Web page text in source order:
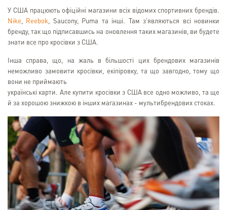
У США працюють офіційні магазини всіх відомих спортивних брендів.
Nike, Reebok, Saucony, Puma та інші. Там з'являються всі новинки
бренду, так що підписавшись на оновлення таких магазинів, ви будете
знати все про кросівки з США.
Інша справа, що, на жаль в більшості цих брендових магазинів
неможливо замовити кросівки, екіпіровку, та що завгодно, тому що
вони не приймають
українські карти. Але купити кросівки з США все одно можливо, та ще
й за хорошою знижкою в інших магазинах - мультибрендових стоках.